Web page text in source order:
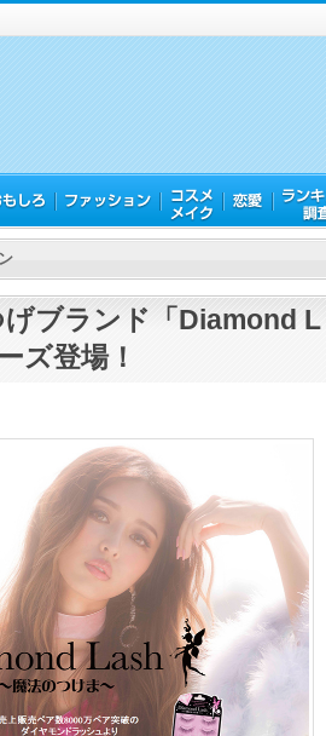
げブランド「Diamond L
ズ登場！